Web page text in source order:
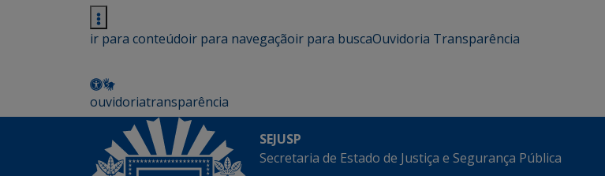
ir para conteúdoir para navegaçãoir para buscaOuvidoria Transparência
ouvidoriatransparência
SEJUSP
Secretaria de Estado de Justiça e Segurança Pública